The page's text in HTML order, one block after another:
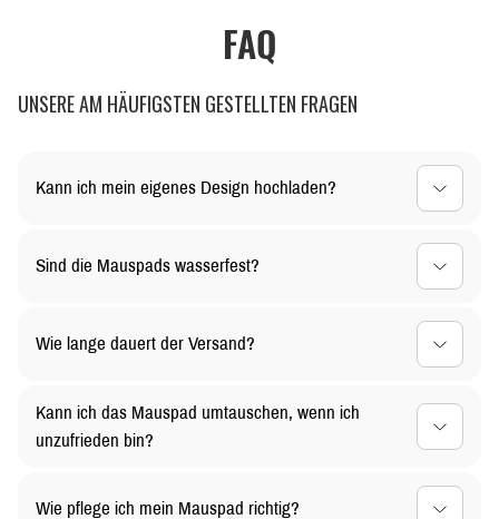
FAQ
UNSERE AM HÄUFIGSTEN GESTELLTEN FRAGEN
Kann ich mein eigenes Design hochladen?
Vorstellungen gestalten! Lade dein individuelles Design
Sind die Mauspads wasserfest?
Ja, die Oberfläche unserer Mauspads ist wasserabweisend.
Kleine Verschüttungen können einfach abgewischt werden,
Wie lange dauert der Versand?
liefern wir innerhalb von 3-5 Werktagen. Bei personalisierten
Designs kann es etwas länger dauern.
Kann ich das Mauspad umtauschen, wenn ich
unzufrieden bin?
innerhalb von 30 Tagen zurückgeben oder umtauschen. Für
Wie pflege ich mein Mauspad richtig?